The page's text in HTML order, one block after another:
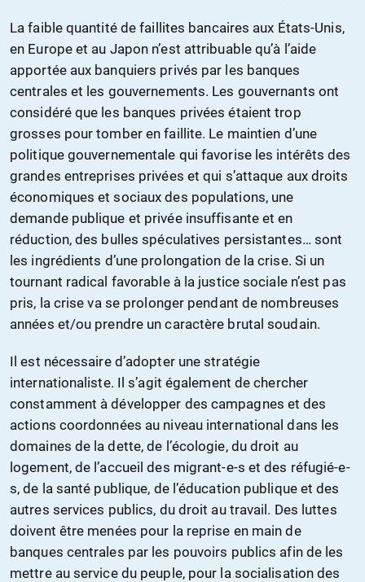
La faible quantité de faillites bancaires aux États-Unis,
en Europe et au Japon n’est attribuable qu’à l’aide
apportée aux banquiers privés par les banques
centrales et les gouvernements. Les gouvernants ont
considéré que les banques privées étaient trop
grosses pour tomber en faillite. Le maintien d’une
politique gouvernementale qui favorise les intérêts des
grandes entreprises privées et qui s’attaque aux droits
économiques et sociaux des populations, une
demande publique et privée insuffisante et en
réduction, des bulles spéculatives persistantes… sont
les ingrédients d’une prolongation de la crise. Si un
tournant radical favorable à la justice sociale n’est pas
pris, la crise va se prolonger pendant de nombreuses
années et/ou prendre un caractère brutal soudain.
Il est nécessaire d’adopter une stratégie
internationaliste. Il s’agit également de chercher
constamment à développer des campagnes et des
actions coordonnées au niveau international dans les
domaines de la dette, de l’écologie, du droit au
logement, de l’accueil des migrant-e-s et des réfugié-e-
s, de la santé publique, de l’éducation publique et des
autres services publics, du droit au travail. Des luttes
doivent être menées pour la reprise en main de
banques centrales par les pouvoirs publics afin de les
mettre au service du peuple, pour la socialisation des